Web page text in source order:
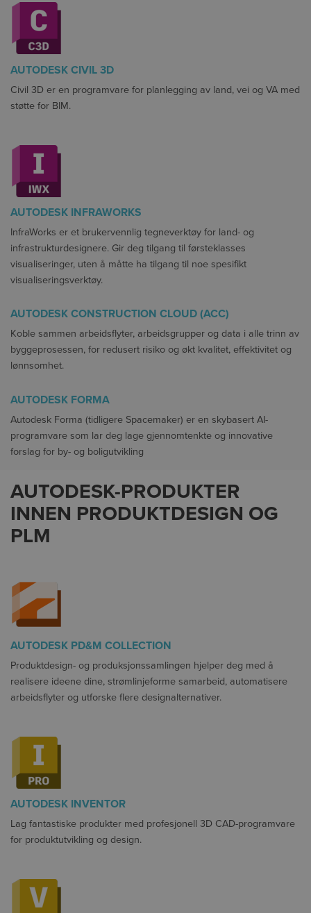
AUTODESK CIVIL 3D
Civil 3D er en programvare for planlegging av land, vei og VA med
støtte for BIM.
AUTODESK INFRAWORKS
InfraWorks er et brukervennlig tegneverktøy for land- og
infrastrukturdesignere. Gir deg tilgang til førsteklasses
visualiseringer, uten å måtte ha tilgang til noe spesifikt
visualiseringsverktøy.
AUTODESK CONSTRUCTION CLOUD (ACC)
Koble sammen arbeidsflyter, arbeidsgrupper og data i alle trinn av
byggeprosessen, for redusert risiko og økt kvalitet, effektivitet og
lønnsomhet.
AUTODESK FORMA
Autodesk Forma (tidligere Spacemaker) er en skybasert AI-
programvare som lar deg lage gjennomtenkte og innovative
forslag for by- og boligutvikling
AUTODESK-PRODUKTER
INNEN PRODUKTDESIGN OG
PLM
AUTODESK PD&M COLLECTION
Produktdesign- og produksjonssamlingen hjelper deg med å
realisere ideene dine, strømlinjeforme samarbeid, automatisere
arbeidsflyter og utforske flere designalternativer.
AUTODESK INVENTOR
Lag fantastiske produkter med profesjonell 3D CAD-programvare
for produktutvikling og design.